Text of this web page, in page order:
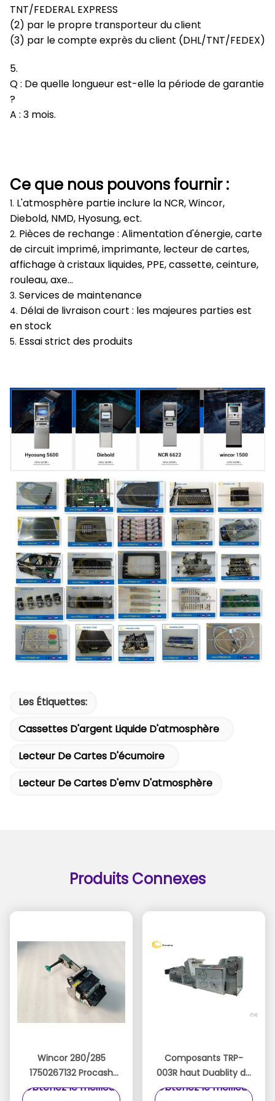
TNT/FEDERAL EXPRESS
(2) par le propre transporteur du client
(3) par le compte exprès du client (DHL/TNT/FEDEX)
5.
Q : De quelle longueur est-elle la période de garantie
?
A : 3 mois.
Ce que nous pouvons fournir :
1. L'atmosphère partie inclure la NCR, Wincor,
Diebold, NMD, Hyosung, ect.
2. Pièces de rechange : Alimentation d'énergie, carte
de circuit imprimé, imprimante, lecteur de cartes,
affichage à cristaux liquides, PPE, cassette, ceinture,
rouleau, axe…
3. Services de maintenance
4. Délai de livraison court : les majeures parties est
en stock
5. Essai strict des produits
Les Étiquettes:
Cassettes D'argent Liquide D'atmosphère
Lecteur De Cartes D'écumoire
Lecteur De Cartes D'emv D'atmosphère
Produits Connexes
Wincor 280/285
1750267132 Procash
280N TP28 (P3+M1+H2)
Obtenez le meilleur
Composants TRP-
003R haut Duablity de
machine
Obtenez le meilleur